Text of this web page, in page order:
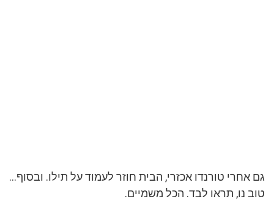
גם אחרי טורנדו אכזרי, הבית חוזר לעמוד על תילו. ובסוף…
טוב נו, תראו לבד. הכל משמיים.